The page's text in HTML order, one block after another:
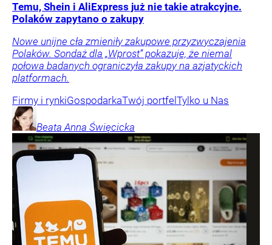
Temu, Shein i AliExpress już nie takie atrakcyjne.
Polaków zapytano o zakupy
Nowe unijne cła zmieniły zakupowe przyzwyczajenia
Polaków. Sondaż dla „Wprost” pokazuje, że niemal
połowa badanych ograniczyła zakupy na azjatyckich
platformach.
Firmy i rynkiGospodarkaTwój portfel Tylko u Nas
Beata Anna Święcicka